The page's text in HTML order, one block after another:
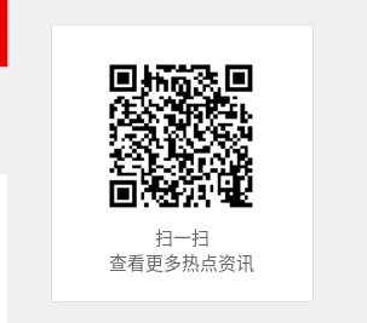
扫一扫
查看更多热点资讯